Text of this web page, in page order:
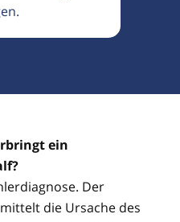
ein
Der
die Ursache des